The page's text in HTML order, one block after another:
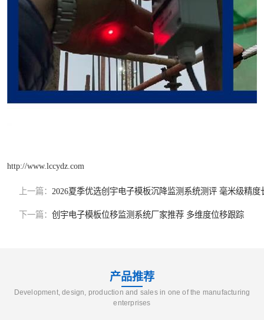
http://www.lccydz.com
上一篇： 2026夏季优选创宇电子模板沉降监测系统测评 毫米级精度
下一篇： 创宇电子模板位移监测系统厂家推荐 多维度位移跟踪
产品推荐
Development, design, production and sales in one of the manufacturing
enterprises